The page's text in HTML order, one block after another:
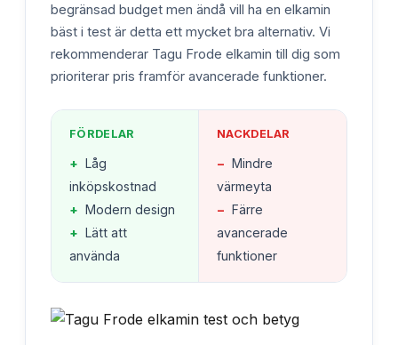
begränsad budget men ändå vill ha en elkamin
bäst i test är detta ett mycket bra alternativ. Vi
rekommenderar Tagu Frode elkamin till dig som
prioriterar pris framför avancerade funktioner.
FÖRDELAR
+ Låg
inköpskostnad
+ Modern design
+ Lätt att
använda
NACKDELAR
− Mindre
värmeyta
− Färre
avancerade
funktioner